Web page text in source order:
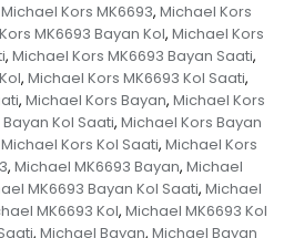
Michael Kors MK6693, Michael Kors
MK6693 Bayan Kol, Michael Kors
, Michael Kors MK6693 Bayan Saati,
, Michael Kors MK6693 Kol Saati,
, Michael Kors Bayan, Michael Kors
Kol Saati, Michael Kors Bayan
Michael Kors Kol Saati, Michael Kors
, Michael MK6693 Bayan, Michael
MK6693 Bayan Kol Saati, Michael
MK6693 Kol, Michael MK6693 Kol
, Michael Bayan, Michael Bayan